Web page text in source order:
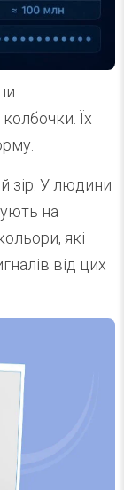
Їх
зір. У людини
на
які
від цих